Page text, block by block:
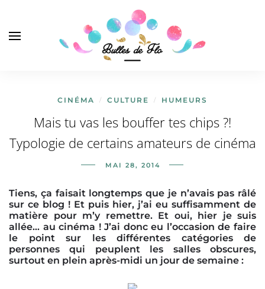
CINÉMA / CULTURE / HUMEURS
Mais tu vas les bouffer tes chips ?!
Typologie de certains amateurs de cinéma
MAI 28, 2014
Tiens, ça faisait longtemps que je n’avais pas râlé
sur ce blog ! Et puis hier, j’ai eu suffisamment de
matière pour m’y remettre. Et oui, hier je suis
allée… au cinéma ! J’ai donc eu l’occasion de faire
le point sur les différentes catégories de
personnes qui peuplent les salles obscures,
surtout en plein après-midi un jour de semaine :